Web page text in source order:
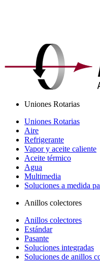
Uniones Rotarias
Uniones Rotarias
Aire
Refrigerante
Vapor y aceite caliente
Aceite térmico
Agua
Multimedia
Soluciones a medida
Anillos colectores
Anillos colectores
Estándar
Pasante
Soluciones integradas
Soluciones de anillos